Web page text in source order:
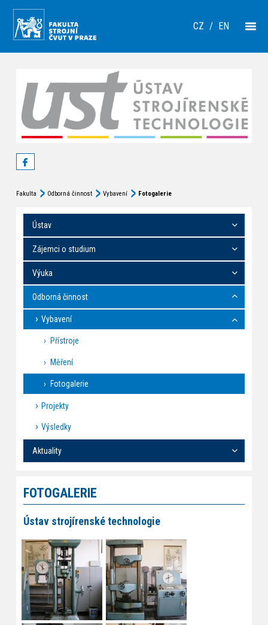
CZ / EN
Fakulta Odborná činnost Vybavení Fotogalerie
Ústav
Zájemci o studium
Výuka
Odborná činnost
Vybavení
Přístroje
Měření
Fotogalerie
Projekty
Výsledky
Aktuality
FOTOGALERIE
Ústav strojírenské technologie